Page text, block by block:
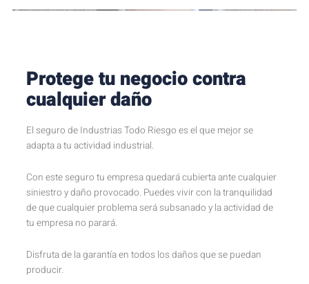
Protege tu negocio contra
cualquier daño
El seguro de Industrias Todo Riesgo es el que mejor se
adapta a tu actividad industrial.
Con este seguro tu empresa quedará cubierta ante cualquier
siniestro y daño provocado. Puedes vivir con la tranquilidad
de que cualquier problema será subsanado y la actividad de
tu empresa no parará.
Disfruta de la garantía en todos los daños que se puedan
producir.